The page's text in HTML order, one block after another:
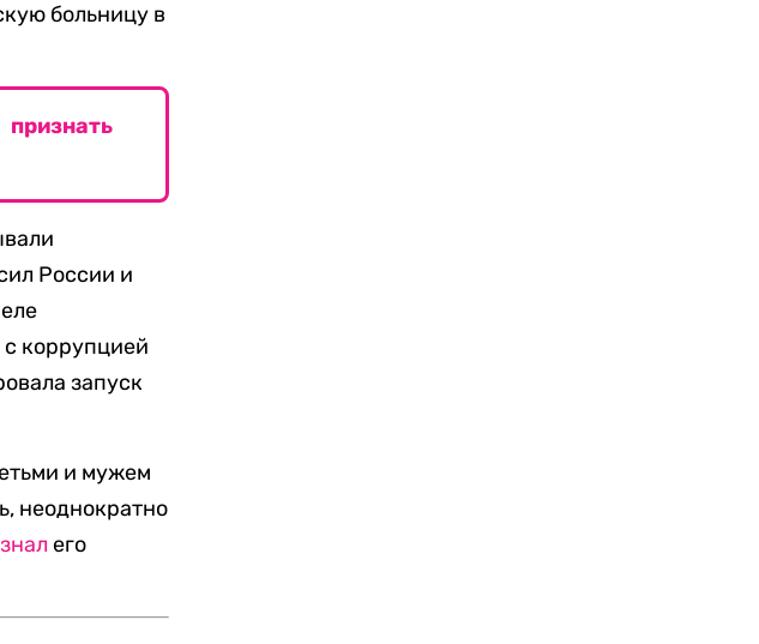
больницу в
России и
с коррупцией
запуск
и мужем
неоднократно
его